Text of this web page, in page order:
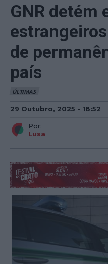
GNR detém
de
país
ÚLTIMAS
29 Outubro, 2025 - 18:52
Por:
Lusa